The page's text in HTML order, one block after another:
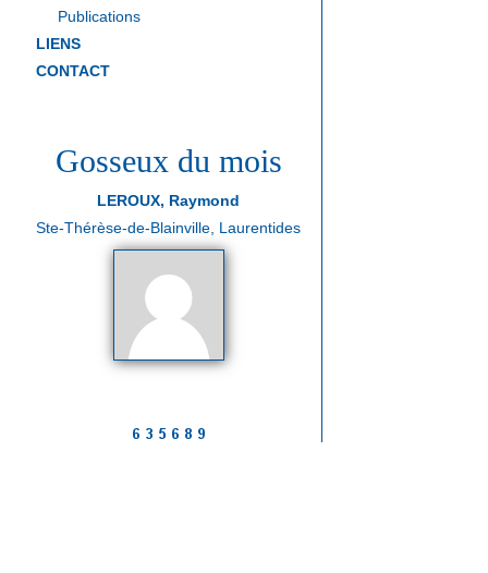
Publications
LIENS
CONTACT
Gosseux du mois
LEROUX, Raymond
Ste-Thérèse-de-Blainville, Laurentides